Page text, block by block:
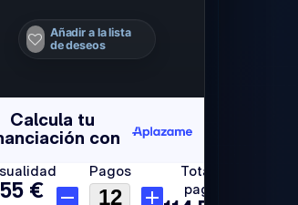
Añadir a la lista
de deseos